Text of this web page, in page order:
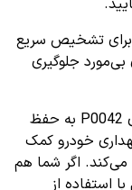
برای تشخیص سریع
جلوگیری
در نهایت باید گفت که پیگیری و رفع کد خطای P0042 به حفظ
خودرو کمک
می‌کند. اگر شما هم
استفاده از